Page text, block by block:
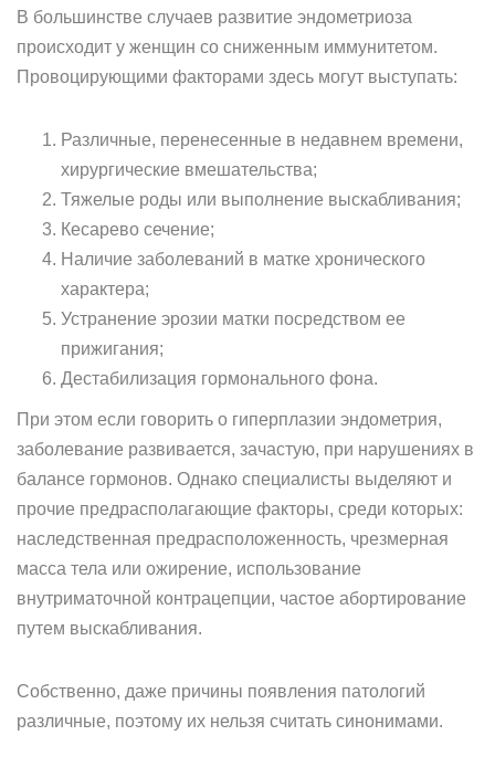
В большинстве случаев развитие эндометриоза
происходит у женщин со сниженным иммунитетом.
Провоцирующими факторами здесь могут выступать:
Различные, перенесенные в недавнем времени,
хирургические вмешательства;
Тяжелые роды или выполнение выскабливания;
Кесарево сечение;
Наличие заболеваний в матке хронического
характера;
Устранение эрозии матки посредством ее
прижигания;
Дестабилизация гормонального фона.
При этом если говорить о гиперплазии эндометрия,
заболевание развивается, зачастую, при нарушениях в
балансе гормонов. Однако специалисты выделяют и
прочие предрасполагающие факторы, среди которых:
наследственная предрасположенность, чрезмерная
масса тела или ожирение, использование
внутриматочной контрацепции, частое абортирование
путем выскабливания.
Собственно, даже причины появления патологий
различные, поэтому их нельзя считать синонимами.